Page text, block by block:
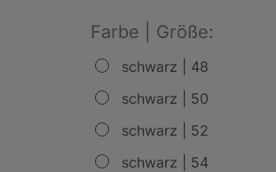
Farbe | Größe:
schwarz | 48
schwarz | 50
schwarz | 52
schwarz | 54